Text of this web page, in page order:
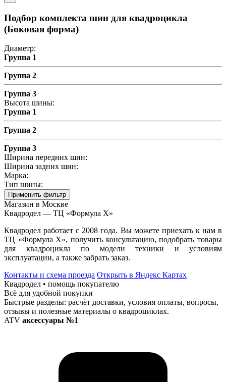
Подбор комплекта шин для квадроцикла
(Боковая форма)
Диаметр:
Группа 1
Группа 2
Группа 3
Высота шины:
Группа 1
Группа 2
Группа 3
Ширина передних шин:
Ширина задних шин:
Марка:
Тип шины:
Применить фильтр
Магазин в Москве
Квадродел — ТЦ «Формула Х»
Квадродел работает с 2008 года. Вы можете приехать к нам в
ТЦ «Формула Х», получить консультацию, подобрать товары
для квадроцикла по модели техники и условиям
эксплуатации, а также забрать заказ.
Контакты и схема проезда Открыть в Яндекс Картах
Квадродел • помощь покупателю
Всё для удобной покупки
Быстрые разделы: расчёт доставки, условия оплаты, вопросы,
отзывы и полезные материалы о квадроциклах.
ATV аксессуары №1